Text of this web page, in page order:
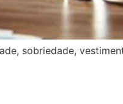
sobriedade,